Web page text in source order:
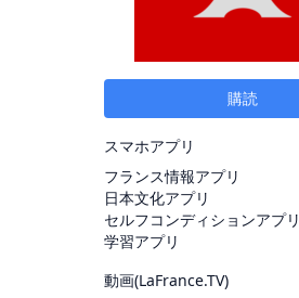
購読
スマホアプリ
フランス情報アプリ
日本文化アプリ
セルフコンディションアプリ
学習アプリ
動画(LaFrance.TV)